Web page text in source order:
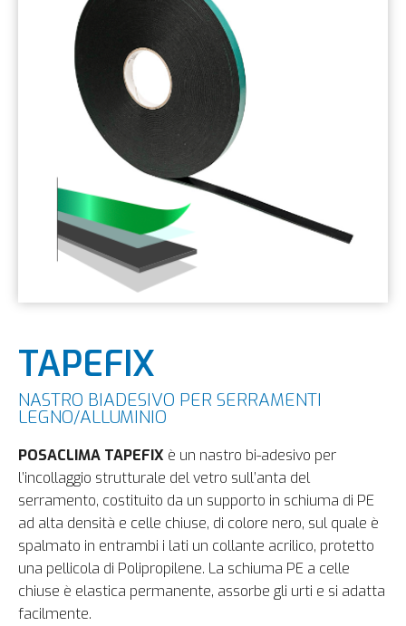
TAPEFIX
NASTRO BIADESIVO PER SERRAMENTI
LEGNO/ALLUMINIO
POSACLIMA TAPEFIX è un nastro bi-adesivo per
l’incollaggio strutturale del vetro sull’anta del
serramento, costituito da un supporto in schiuma di PE
ad alta densità e celle chiuse, di colore nero, sul quale è
spalmato in entrambi i lati un collante acrilico, protetto
una pellicola di Polipropilene. La schiuma PE a celle
chiuse è elastica permanente, assorbe gli urti e si adatta
facilmente.